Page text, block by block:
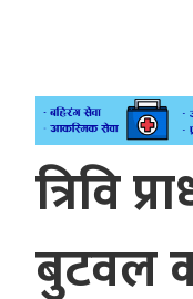
त्रिवि
बुटवल